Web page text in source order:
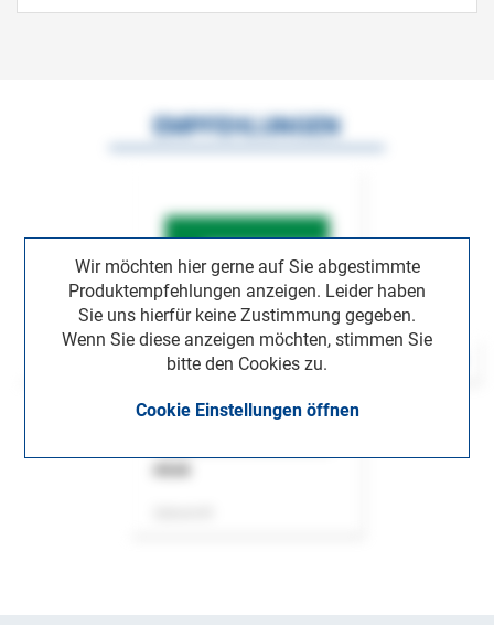
Wir möchten hier gerne auf Sie abgestimmte
Produktempfehlungen anzeigen. Leider haben
Sie uns hierfür keine Zustimmung gegeben.
Wenn Sie diese anzeigen möchten, stimmen Sie
bitte den Cookies zu.
Cookie Einstellungen öffnen
EMPFEHLUNGEN